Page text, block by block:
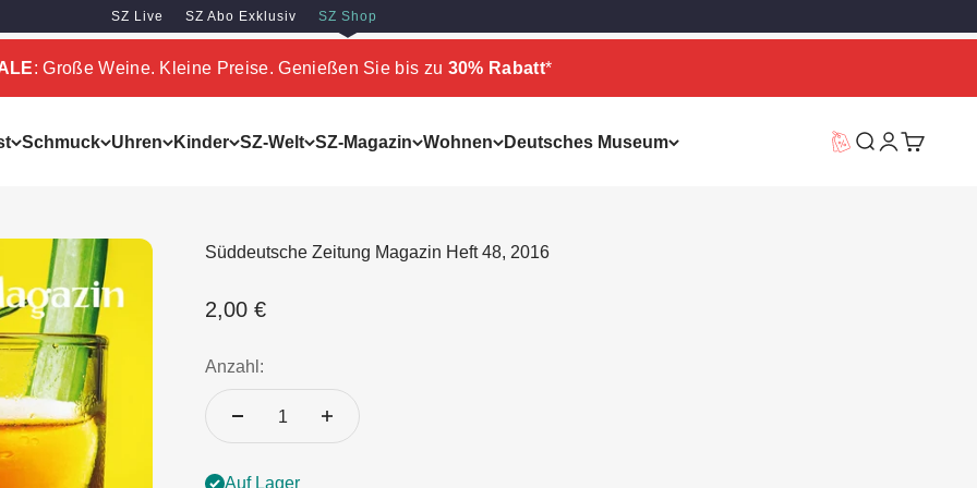
SZ Live SZ Abo Exklusiv SZ Shop
: Große Weine. Kleine Preise. Genießen Sie bis zu 30% Rabatt*
Schmuck Uhren Kinder SZ-Welt SZ-Magazin Wohnen Deutsches Museum Vorteilswelt
Suche
Süddeutsche Zeitung Magazin Heft 48, 2016
Angebot
2,00 €
Anzahl:
Auf Lager